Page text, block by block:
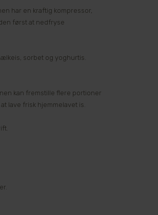
har en kraftig kompressor,
først at nedfryse
sorbet og yoghurtis.
kan fremstille flere portioner
lave frisk hjemmelavet is.